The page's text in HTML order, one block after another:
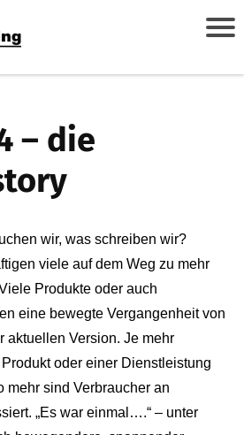
– die
wir, was schreiben wir?
viele auf dem Weg zu mehr
Produkte oder auch
eine bewegte Vergangenheit von
aktuellen Version. Je mehr
oder einer Dienstleistung
mehr sind Verbraucher an
„Es war einmal….“ – unter